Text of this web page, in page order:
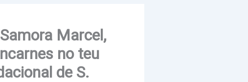
Marcel,
no teu
de S.